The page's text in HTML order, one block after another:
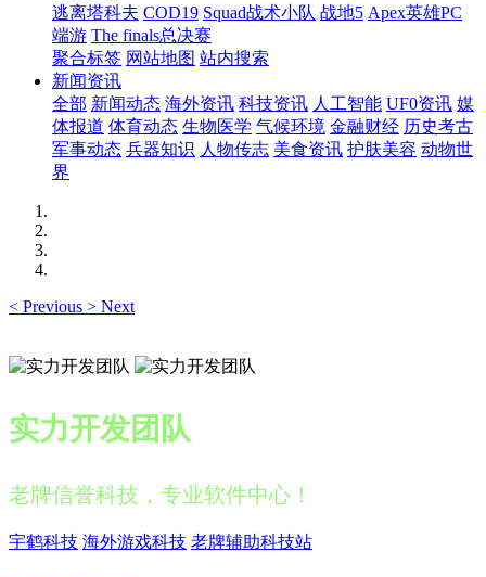
逃离塔科夫 COD19 Squad战术小队 战地5 Apex英雄PC
端游 The finals总决赛
聚合标签 网站地图 站内搜索
新闻资讯
全部 新闻动态 海外资讯 科技资讯 人工智能 UF0资讯 媒
体报道 体育动态 生物医学 气候环境 金融财经 历史考古
军事动态 兵器知识 人物传志 美食资讯 护肤美容 动物世
界
< Previous > Next
实力开发团队
老牌信誉科技，专业软件中心！
宇鹤科技 海外游戏科技 老牌辅助科技站